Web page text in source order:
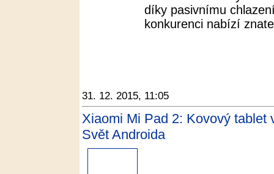
díky pasivnímu
konkurenci nabízí
31. 12. 2015, 11:05
Xiaomi Mi Pad 2: Kovový tablet
Svět Androida